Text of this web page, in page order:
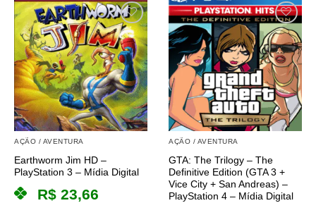
AÇÃO / AVENTURA
Earthworm Jim HD –
PlayStation 3 – Mídia Digital
R$ 23,66
AÇÃO / AVENTURA
GTA: The Trilogy – The
Definitive Edition (GTA 3 +
Vice City + San Andreas) –
PlayStation 4 – Mídia Digital